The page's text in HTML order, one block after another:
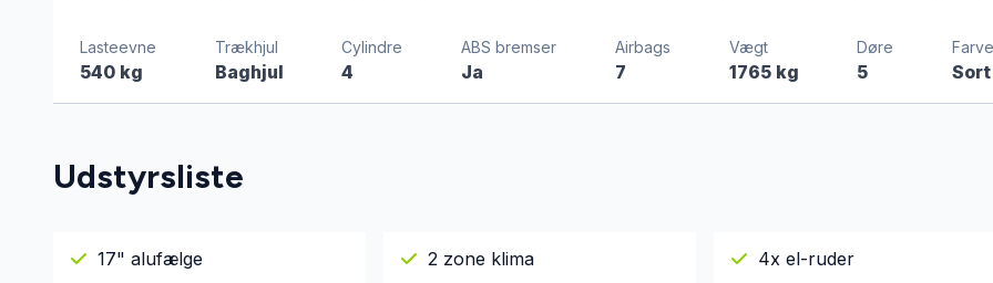
Lasteevne
540 kg
Trækhjul
Baghjul
Cylindre
4
ABS bremser
Ja
Airbags
7
Vægt
1765 kg
Døre
5 Sort
Udstyrsliste
17" alufælge 2 zone klima 4x el-ruder